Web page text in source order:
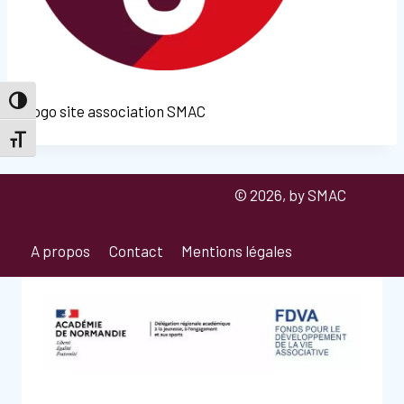
Passer en contraste élevé
Changer la taille de la police
logo site association SMAC
© 2026, by SMAC
A propos Contact Mentions légales